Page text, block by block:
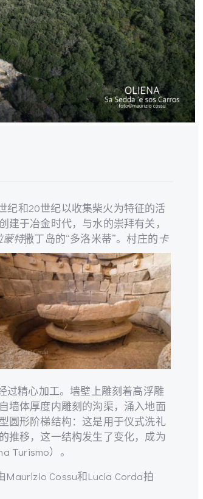
纪和20世纪以收集柴火为特征的活
于冶金时代，与水的崇拜有关，
蒙特撒丁岛的“多洛米蒂”。村庄的卡
精心加工。墙壁上雕刻着高浮雕
墙体厚度内雕刻的沟渠，涌入地面
圆形阶梯结构：这是用于仪式洗礼
推移，这一结构发生了变化，成为
Turismo）。
Maurizio Cossu和Lucia Corda拍